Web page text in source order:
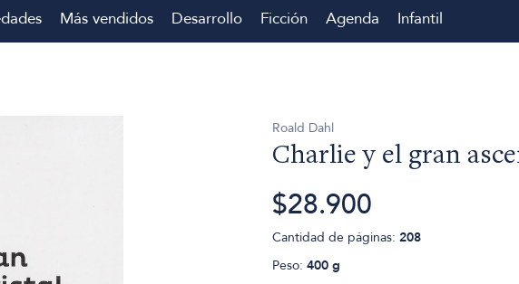
Más vendidos Desarrollo Ficción Agenda Infantil
Roald Dahl
Charlie y el gran
$28.900
Cantidad de páginas: 208
Peso: 400 g